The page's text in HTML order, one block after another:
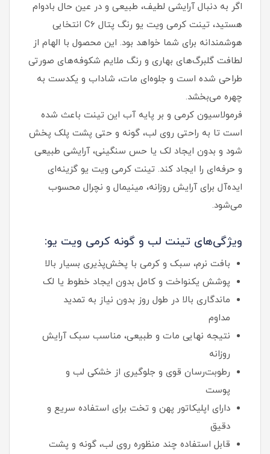
اگر به‌ دنبال آرایشی لطیف، طبیعی و در عین حال بادوام
هستید، تینت کرمی ویت یو رنگ پتال C6 انتخابی
هوشمندانه برای شما خواهد بود. این محصول با الهام از
لطافت گلبرگ‌های بهاری و رنگ ملایم شکوفه‌های صورتی
طراحی شده است و جلوه‌ای مات، شاداب و یکدست به
چهره می‌بخشد.
فرمولاسیون کرمی و بر پایه آب این تینت باعث شده
است تا به‌ راحتی روی لب، گونه و حتی پشت پلک پخش
شود و بدون ایجاد لک یا حس سنگینی، آرایشی طبیعی
و حرفه‌ای را ایجاد کند. تینت کرمی ویت یو گزینه‌ای
ایده‌آل برای آرایش روزانه، مینیمال و نچرال محسوب
می‌شود.
ویژگی‌های تینت لب و گونه کرمی ویت یو:
بافت نرم، سبک و کرمی با پخش‌پذیری بسیار بالا
پوشش یکنواخت و کامل بدون ایجاد خطوط یا لک
ماندگاری بالا در طول روز بدون نیاز به تمدید
مداوم
نتیجه نهایی مات و طبیعی، مناسب سبک آرایش
روزانه
رطوبت‌رسان قوی و جلوگیری از خشکی لب و
پوست
دارای اپلیکاتور پهن و تخت برای استفاده سریع و
دقیق
قابل استفاده چند منظوره روی لب، گونه و پشت